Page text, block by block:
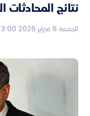
نتائج المحادثات
الجمعة 6 فبراير 2026 03:00 م